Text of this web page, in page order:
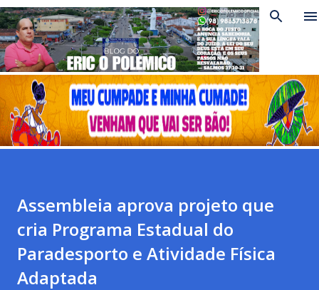
Pular para o conteúdo principal
Assembleia aprova projeto que
cria Programa Estadual do
Paradesporto e Atividade Física
Adaptada